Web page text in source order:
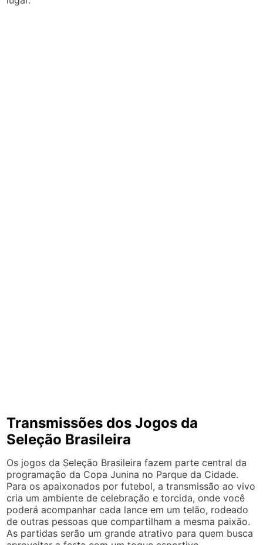
Transmissões dos Jogos da
Seleção Brasileira
Os jogos da Seleção Brasileira fazem parte central da
programação da Copa Junina no Parque da Cidade.
Para os apaixonados por futebol, a transmissão ao vivo
cria um ambiente de celebração e torcida, onde você
poderá acompanhar cada lance em um telão, rodeado
de outras pessoas que compartilham a mesma paixão.
As partidas serão um grande atrativo para quem busca